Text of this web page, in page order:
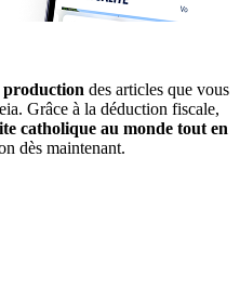
production des articles que vous
Grâce à la déduction fiscale,
catholique au monde tout en
dès maintenant.